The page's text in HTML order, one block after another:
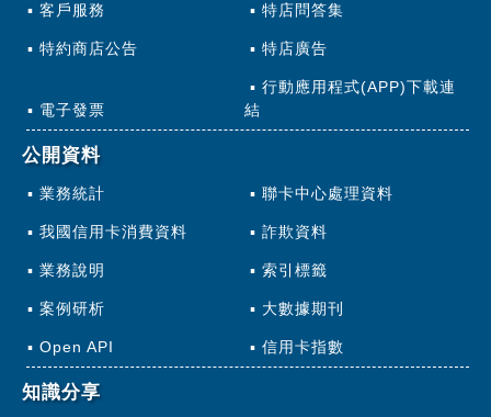
客戶服務 特店問答集
特約商店公告 特店廣告
電子發票
行動應用程式(APP)下載連
結
公開資料
業務統計 聯卡中心處理資料
我國信用卡消費資料 詐欺資料
業務說明 索引標籤
案例研析 大數據期刊
Open API 信用卡指數
知識分享